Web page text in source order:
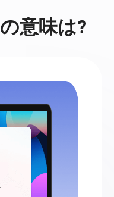
の意味は?